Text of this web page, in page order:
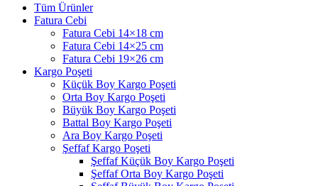
Tüm Ürünler
Fatura Cebi
Fatura Cebi 14×18 cm
Fatura Cebi 14×25 cm
Fatura Cebi 19×26 cm
Kargo Poşeti
Küçük Boy Kargo Poşeti
Orta Boy Kargo Poşeti
Büyük Boy Kargo Poşeti
Battal Boy Kargo Poşeti
Ara Boy Kargo Poşeti
Şeffaf Kargo Poşeti
Şeffaf Küçük Boy Kargo Poşeti
Şeffaf Orta Boy Kargo Poşeti